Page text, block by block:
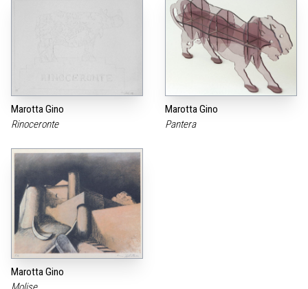
Marotta Gino
Rinoceronte
Marotta Gino
Pantera
Marotta Gino